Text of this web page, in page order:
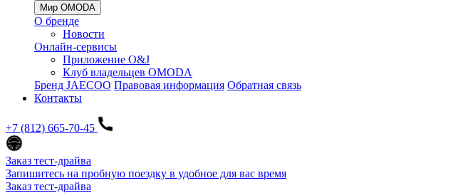
Мир OMODA
О бренде
Новости
Онлайн-сервисы
Приложение O&J
Клуб владельцев OMODA
Бренд JAECOO Правовая информация Обратная связь
Контакты
+7 (812) 665-70-45
Заказ тест-драйва
Запишитесь на пробную поездку в удобное для вас время
Заказ тест-драйва